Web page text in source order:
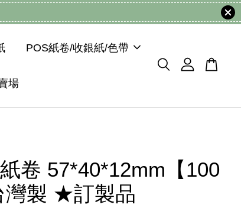
POS紙卷/收銀紙/色帶
場
卷 57*40*12mm【100
灣製 ★訂製品